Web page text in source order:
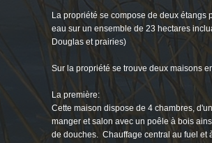
La propriété se compose de deux étangs
eau sur un ensemble de 23 hectares
Douglas et prairies)
Sur la propriété se trouve deux maisons
La première:
Cette maison dispose de 4 chambres,
manger et salon avec un poêle à bois
de douches. Chauffage central au fuel et